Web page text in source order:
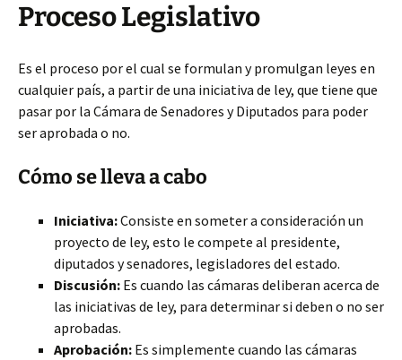
Proceso Legislativo
Es el proceso por el cual se formulan y promulgan leyes en
cualquier país, a partir de una iniciativa de ley, que tiene que
pasar por la Cámara de Senadores y Diputados para poder
ser aprobada o no.
Cómo se lleva a cabo
Iniciativa:Consiste en someter a consideración un
proyecto de ley, esto le compete al presidente,
diputados y senadores, legisladores del estado.
Discusión: Es cuando las cámaras deliberan acerca de
las iniciativas de ley, para determinar si deben o no ser
aprobadas.
Aprobación: Es simplemente cuando las cámaras